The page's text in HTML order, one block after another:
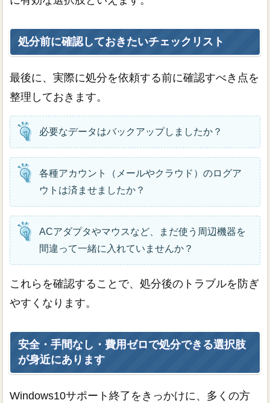
処分前に確認しておきたいチェックリスト
最後に、実際に処分を依頼する前に確認すべき点を
整理しておきます。
必要なデータはバックアップしましたか？
各種アカウント（メールやクラウド）のログア
ウトは済ませましたか？
ACアダプタやマウスなど、まだ使う周辺機器を
間違って一緒に入れていませんか？
これらを確認することで、処分後のトラブルを防ぎ
やすくなります。
安全・手間なし・費用ゼロで処分できる選択肢
が身近にあります
Windows10サポート終了をきっかけに、多くの方